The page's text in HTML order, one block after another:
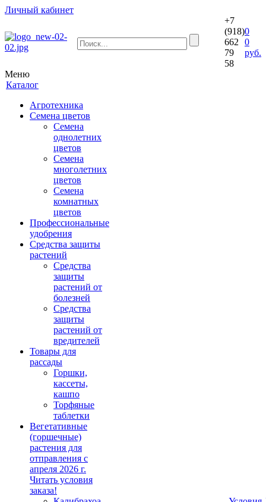
Личный кабинет
+7
(918)
662
79
58
0
0
руб.
Меню
Каталог
Агротехника
Семена цветов
Семена
однолетних
цветов
Семена
многолетних
цветов
Семена
комнатных
цветов
Профессиональные
удобрения
Средства защиты
растений
Средства
защиты
растений от
болезней
Средства
защиты
растений от
вредителей
Товары для
рассады
Горшки,
кассеты,
кашпо
Торфяные
таблетки
Вегетативные
(горшечные)
растения для
отправления с
апреля 2026 г.
Читать условия
заказа!